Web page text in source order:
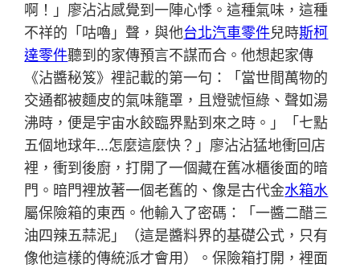
啊！」廖沾沾感覺到一陣心悸。這種氣味，這種
不祥的「咕嚕」聲，與他台北汽車零件兒時斯柯
達零件聽到的家傳預言不謀而合。他想起家傳
《沾醬秘笈》裡記載的第一句：「當世間萬物的
交通都被麵皮的氣味籠罩，且燈號恒綠、聲如湯
沸時，便是宇宙水餃臨界點到來之時。」「七點
五個地球年…怎麼這麼快？」廖沾沾猛地衝回店
裡，衝到後廚，打開了一個藏在舊冰櫃後面的暗
門。暗門裡放著一個老舊的、像是古代金水箱水
屬保險箱的東西。他輸入了密碼：「一醬二醋三
油四辣五蒜泥」（這是醬料界的基礎公式，只有
像他這樣的傳統派才會用）。保險箱打開，裡面